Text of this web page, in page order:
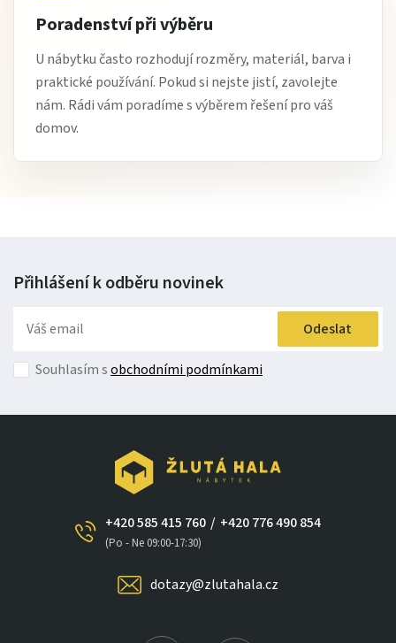
Poradenství při výběru
U nábytku často rozhodují rozměry, materiál, barva i
praktické používání. Pokud si nejste jistí, zavolejte
nám. Rádi vám poradíme s výběrem řešení pro váš
domov.
Přihlášení k odběru novinek
Odeslat
Souhlasím sobchodními podmínkami
+420 585 415 760
(Po - Ne 09:00-17:30)
/ +420 776 490 854
dotazy@zlutahala.cz